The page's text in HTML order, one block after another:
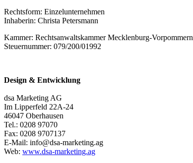
Rechtsform: Einzelunternehmen
Inhaberin: Christa Petersmann
Kammer: Rechtsanwaltskammer Mecklenburg-Vorpommern
Steuernummer: 079/200/01992
Design & Entwicklung
dsa Marketing AG
Im Lipperfeld 22A-24
46047 Oberhausen
Tel.: 0208 97070
Fax: 0208 9707137
E-Mail: info@dsa-marketing.ag
Web: www.dsa-marketing.ag